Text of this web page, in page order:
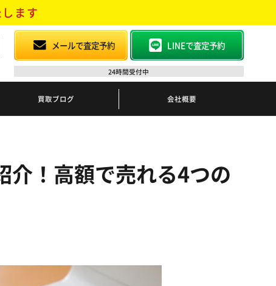
ます
買取ブログ 会社概要
メールで査定予約 LINEで査定予約
24時間受付中
介！高額で売れる4つの